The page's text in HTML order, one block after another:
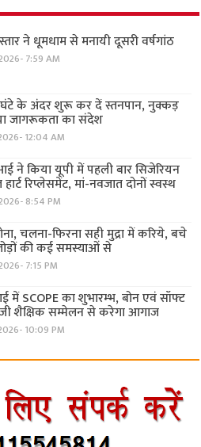
ने धूमधाम से मनायी दूसरी वर्षगांठ
7:59 AM
के अंदर शुरू कर दें स्तनपान, नुक्कड़
जागरूकता का संदेश
12:04 AM
ने किया यूपी में पहली बार सिजेरियन
रिप्लेसमेंट, मां-नवजात दोनों स्वस्थ
8:54 PM
चलना-फिरना सही मुद्रा में करिये, बचे
की कई समस्याओं से
7:15 PM
SCOPE का शुभारम्भ, बोन एवं सॉफ्ट
शैक्षिक सम्मेलन से करेगा आगाज
10:09 PM